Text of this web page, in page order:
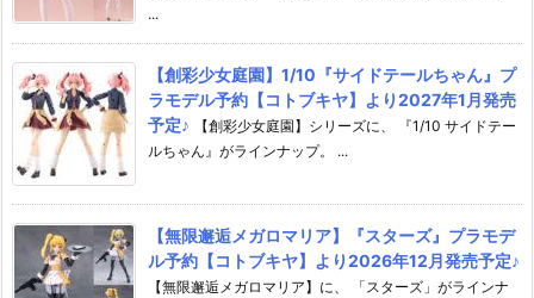
...
【創彩少女庭園】1/10『サイドテールちゃん』プ
ラモデル予約【コトブキヤ】より2027年1月発売
予定♪
【創彩少女庭園】シリーズに、 『1/10 サイドテー
ルちゃん』がラインナップ。 ...
【無限邂逅メガロマリア】『スターズ』プラモデ
ル予約【コトブキヤ】より2026年12月発売予定♪
【無限邂逅メガロマリア】に、 「スターズ」がラインナ